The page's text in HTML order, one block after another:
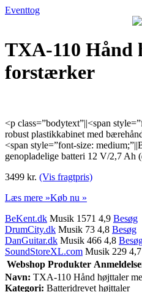
Eventtog
TXA-110 Hånd
forstærker
<p class=”bodytext”||<span
robust plastikkabinet med
<span style=”font-size:
genopladelige batteri 12 V/2,7 Ah
3499 kr. (Vis fragtpris)
Læs mere »Køb nu »
BeKent.dk Musik 1571 4,9 Besøg
DrumCity.dk Musik 73 4,8 Besøg
DanGuitar.dk Musik 466 4,8
SoundStoreXL.com Musik 229 4,7
Webshop Produkter
Navn: TXA-110 Hånd højttaler
Kategori: Batteridrevet højttaler